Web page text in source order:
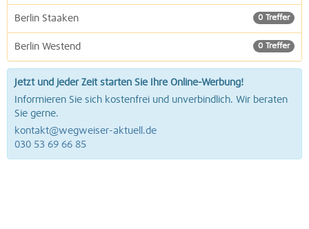
0 Treffer
Berlin Staaken
0 Treffer
Berlin Westend
Jetzt und jeder Zeit starten Sie Ihre Online-Werbung!
Informieren Sie sich kostenfrei und unverbindlich. Wir beraten
Sie gerne.
kontakt@wegweiser-aktuell.de
030 53 69 66 85